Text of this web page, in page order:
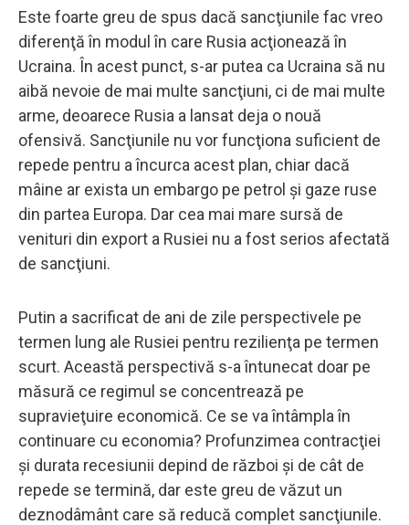
Este foarte greu de spus dacă sancţiunile fac vreo
diferenţă în modul în care Rusia acţionează în
Ucraina. În acest punct, s-ar putea ca Ucraina să nu
aibă nevoie de mai multe sancţiuni, ci de mai multe
arme, deoarece Rusia a lansat deja o nouă
ofensivă. Sancţiunile nu vor funcţiona suficient de
repede pentru a încurca acest plan, chiar dacă
mâine ar exista un embargo pe petrol şi gaze ruse
din partea Europa. Dar cea mai mare sursă de
venituri din export a Rusiei nu a fost serios afectată
de sancţiuni.
Putin a sacrificat de ani de zile perspectivele pe
termen lung ale Rusiei pentru rezilienţa pe termen
scurt. Această perspectivă s-a întunecat doar pe
măsură ce regimul se concentrează pe
supravieţuire economică. Ce se va întâmpla în
continuare cu economia? Profunzimea contracţiei
şi durata recesiunii depind de război şi de cât de
repede se termină, dar este greu de văzut un
deznodâmânt care să reducă complet sancţiunile.